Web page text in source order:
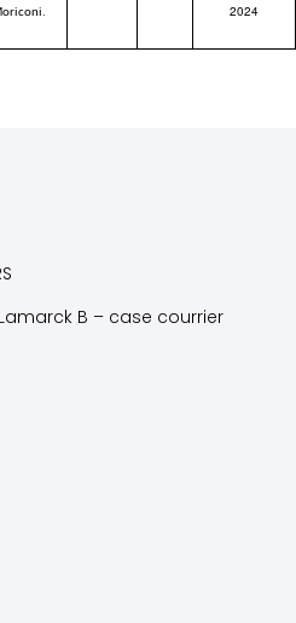
2024
Lamarck B – case courrier